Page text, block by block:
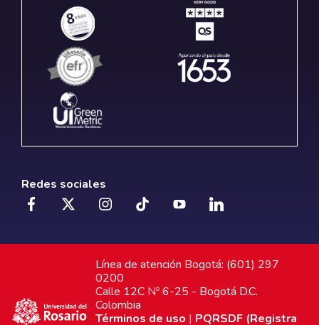
Redes sociales
Línea de atención Bogotá: (601) 297
0200
Calle 12C Nº 6-25 - Bogotá D.C.
Colombia
Términos de uso | PQRSDF (Registra